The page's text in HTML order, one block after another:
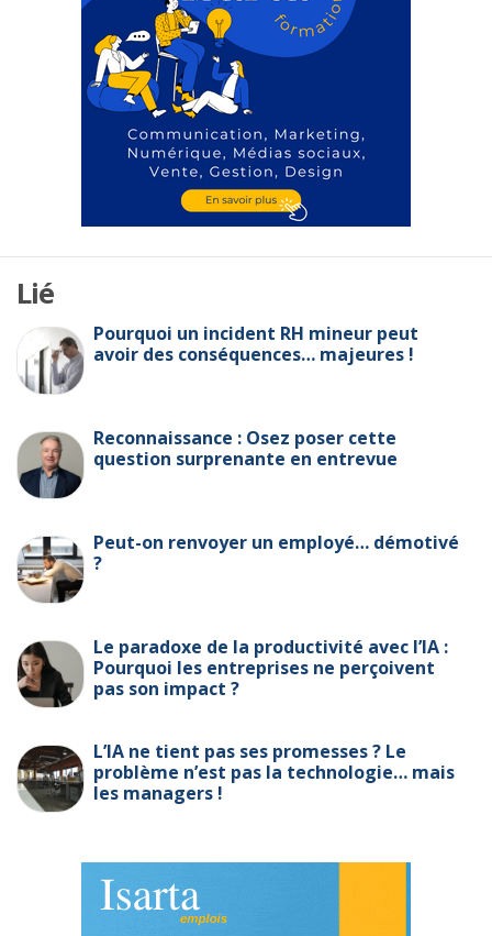
Lié
Pourquoi un incident RH mineur peut
avoir des conséquences… majeures !
Reconnaissance : Osez poser cette
question surprenante en entrevue
Peut-on renvoyer un employé… démotivé
?
Le paradoxe de la productivité avec l’IA :
Pourquoi les entreprises ne perçoivent
pas son impact ?
L’IA ne tient pas ses promesses ? Le
problème n’est pas la technologie… mais
les managers !